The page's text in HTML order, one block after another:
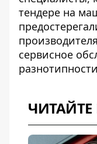
тендере на
сервисное
ЧИТАЙТЕ